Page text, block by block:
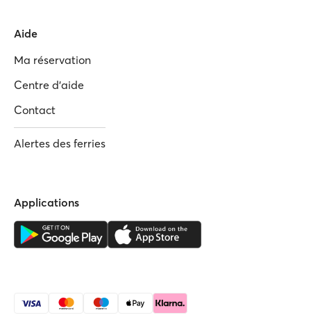
Aide
Ma réservation
Centre d'aide
Contact
Alertes des ferries
Applications